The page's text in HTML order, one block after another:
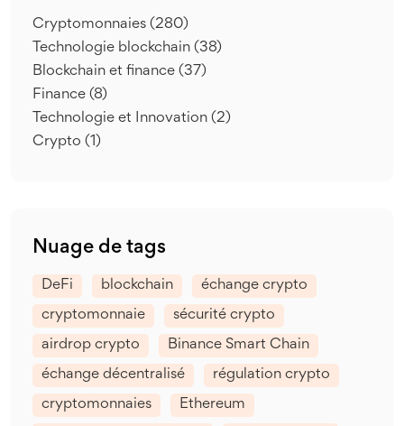
Cryptomonnaies (280)
Technologie blockchain (38)
Blockchain et finance (37)
Finance (8)
Technologie et Innovation (2)
Crypto (1)
Nuage de tags
DeFi blockchain échange crypto
cryptomonnaie sécurité crypto
airdrop crypto Binance Smart Chain
échange décentralisé régulation crypto
cryptomonnaies Ethereum